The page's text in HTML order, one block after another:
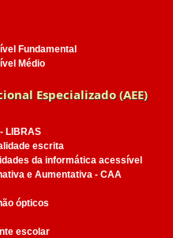
Fundamental
Médio
Especializado (AEE)
LIBRAS
escrita
da informática acessível
e Aumentativa - CAA
ópticos
escolar